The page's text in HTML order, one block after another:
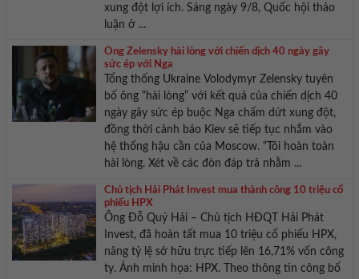
xung đột lợi ích. Sáng ngày 9/8, Quốc hội thảo
luận ở ...
Ông Zelensky hài lòng với chiến dịch 40 ngày gây
sức ép với Nga
Tổng thống Ukraine Volodymyr Zelensky tuyên
bố ông “hài lòng” với kết quả của chiến dịch 40
ngày gây sức ép buộc Nga chấm dứt xung đột,
đồng thời cảnh báo Kiev sẽ tiếp tục nhắm vào
hệ thống hậu cần của Moscow. “Tôi hoàn toàn
hài lòng. Xét về các đòn đáp trả nhằm ...
Chủ tịch Hải Phát Invest mua thành công 10 triệu cổ
phiếu HPX
Ông Đỗ Quý Hải – Chủ tịch HĐQT Hải Phát
Invest, đã hoàn tất mua 10 triệu cổ phiếu HPX,
nâng tỷ lệ sở hữu trực tiếp lên 16,71% vốn công
ty. Ảnh minh họa: HPX. Theo thông tin công bố